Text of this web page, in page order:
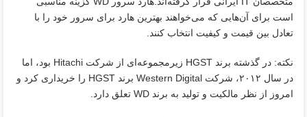
است برای آن‌هایی که می‌خواهند بهترین هارد برای سرور خود را با
تعادل بین قیمت و کیفیت انتخاب کنند.
نکته: در گذشته برند HGST زیرمجموعه‌ای از شرکت Hitachi بود، اما
در سال ۲۰۱۲، شرکت Western Digital برند HGST را خریداری کرد و
امروز از نظر مالکیت و تولید به برند WD تعلق دارد.